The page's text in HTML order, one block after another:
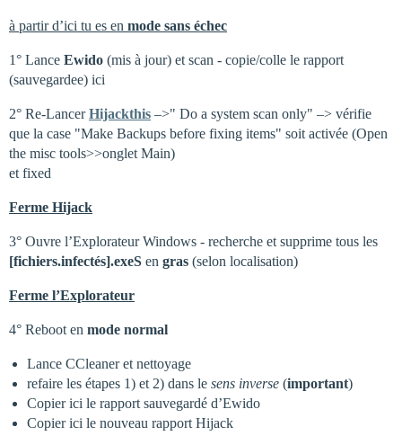
à partir d’ici tu es en mode sans échec
1° Lance Ewido (mis à jour) et scan - copie/colle le rapport
(sauvegardee) ici
2° Re-LancerHijackthis –>" Do a system scan only" –> vérifie
que la case "Make Backups before fixing items" soit activée (Open
the misc tools>>onglet Main)
et fixed
Ferme Hijack
3° Ouvre l’Explorateur Windows - recherche et supprime tous les
[fichiers.infectés].exeS en gras (selon localisation)
Ferme l’Explorateur
4° Reboot en mode normal
Lance CCleaner et nettoyage
refaire les étapes 1) et 2) dans le sens inverse (important)
Copier ici le rapport sauvegardé d’Ewido
Copier ici le nouveau rapport Hijack